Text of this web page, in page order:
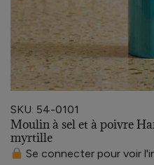
SKU: 54-0101
Moulin à sel et à poivre
myrtille
Se connecter pour voir